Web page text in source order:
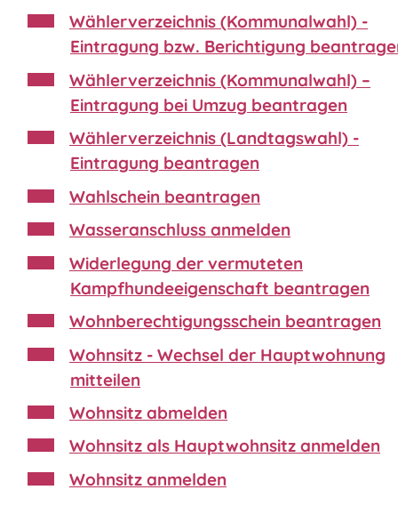
Wählerverzeichnis (Kommunalwahl) -
Eintragung bzw. Berichtigung
Wählerverzeichnis (Kommunalwahl) –
Eintragung bei Umzug beantragen
Wählerverzeichnis (Landtagswahl) -
Eintragung beantragen
Wahlschein beantragen
Wasseranschluss anmelden
Widerlegung der vermuteten
Kampfhundeeigenschaft beantragen
Wohnberechtigungsschein beantragen
Wohnsitz - Wechsel der Hauptwohnung
mitteilen
Wohnsitz abmelden
Wohnsitz als Hauptwohnsitz anmelden
Wohnsitz anmelden